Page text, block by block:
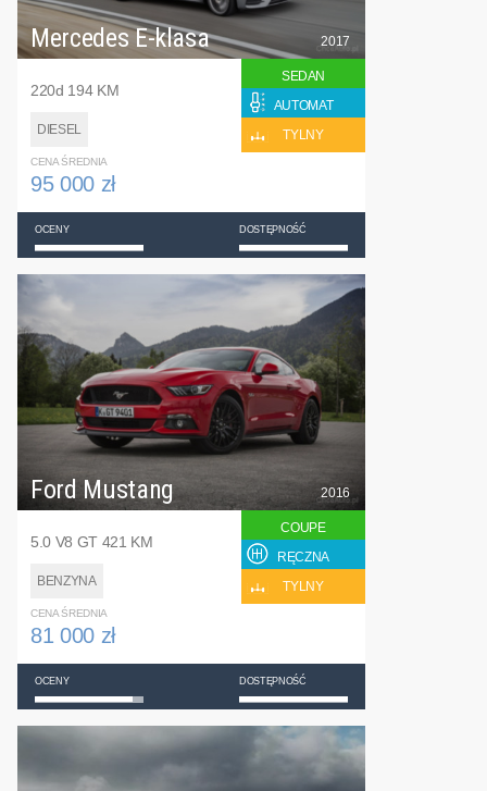
Mercedes E-klasa
220d 194 KM
DIESEL
2017
SEDAN
AUTOMAT
TYLNY
CENA ŚREDNIA
95 000 zł
OCENY DOSTĘPNOŚĆ
Ford Mustang
5.0 V8 GT 421 KM
BENZYNA
2016
COUPE
RĘCZNA
TYLNY
CENA ŚREDNIA
81 000 zł
OCENY DOSTĘPNOŚĆ